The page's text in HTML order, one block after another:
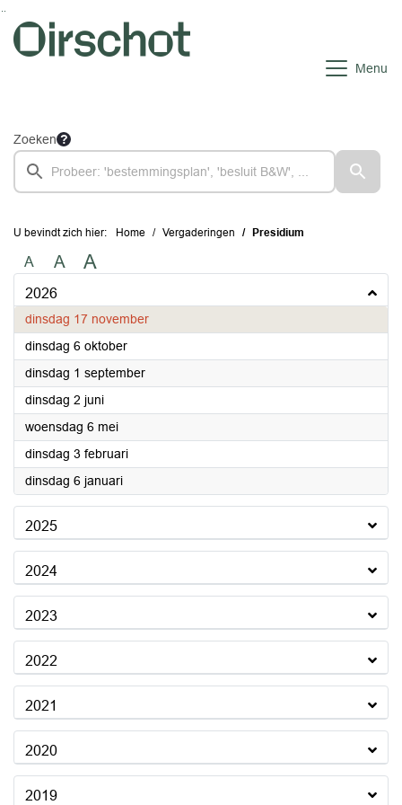
Ga naar de inhoud van deze pagina
Ga naar het zoeken
Ga naar het menu
Menu
Zoeken
U bevindt zich hier: Home Vergaderingen Presidium
A A A
2026
dinsdag 17 november2026
dinsdag 6 oktober2026
dinsdag 1 september2026
dinsdag 2 juni2026
woensdag 6 mei2026
dinsdag 3 februari2026
dinsdag 6 januari2026
2025
2024
2023
2022
2021
2020
2019